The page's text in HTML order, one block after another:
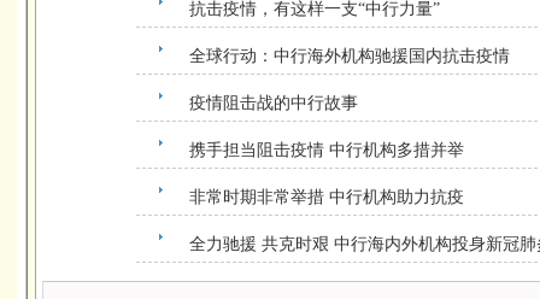
抗击疫情，有这样一支“中行力量”
全球行动：中行海外机构驰援国内抗击疫情
疫情阻击战的中行故事
携手担当阻击疫情 中行机构多措并举
非常时期非常举措 中行机构助力抗疫
全力驰援 共克时艰 中行海内外机构投身新冠